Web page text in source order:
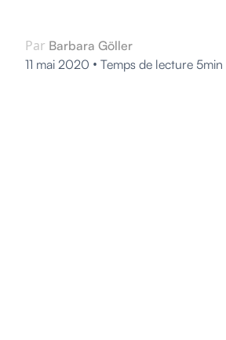
Par Barbara Göller
11 mai 2020 • Temps de lecture 5min